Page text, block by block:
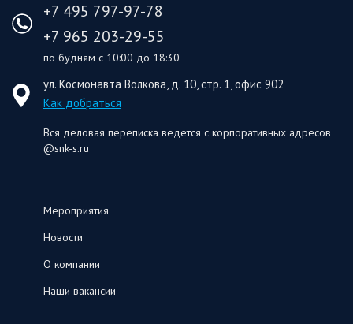
+7 495 797-97-78
+7 965 203-29-55
по будням с 10:00 до 18:30
ул. Космонавта Волкова, д. 10, стр. 1, офис 902
Как добраться
Вся деловая переписка ведется с корпоративных адресов
@snk-s.ru
Мероприятия
Новости
О компании
Наши вакансии